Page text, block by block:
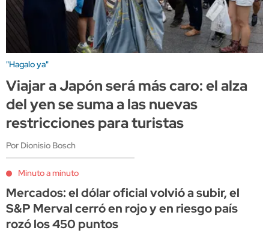
"Hagalo ya"
Viajar a Japón será más caro: el alza
del yen se suma a las nuevas
restricciones para turistas
Por Dionisio Bosch
Minuto a minuto
Mercados: el dólar oficial volvió a subir, el
S&P Merval cerró en rojo y en riesgo país
rozó los 450 puntos